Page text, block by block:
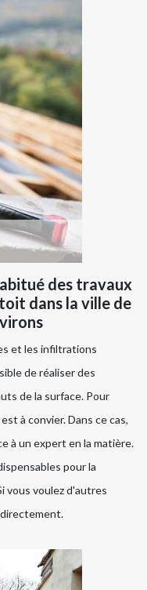
des travaux
dans la ville de
et les infiltrations
de réaliser des
de la surface. Pour
à convier. Dans ce cas,
à un expert en la matière.
pour la
vous voulez d'autres